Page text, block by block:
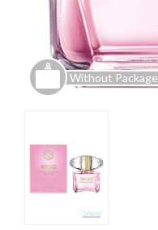
Without Package